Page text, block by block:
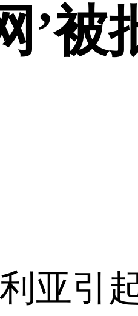
’被
亚引